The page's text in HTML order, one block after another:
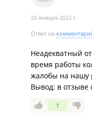
20 января 2022 г.
Ответ на
Неадекватный
время работы
жалобы на нашу
Вывод: в отзыве
1